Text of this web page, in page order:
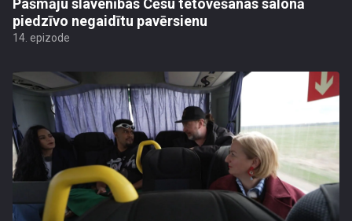
Pašmāju slavenības Cēsu tetovēšanas salonā
piedzīvo negaidītu pavērsienu
14. epizode